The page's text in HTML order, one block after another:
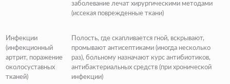
заболевание лечат хирургическими методами
(иссекая поврежденные ткани)
Инфекции
(инфекционный
артрит, поражение
околосуставных
тканей)
Полость, где скапливается гной, вскрывают,
промывают антисептиками (иногда несколько
раз), больному назначают курс антибиотиков,
антибактериальных средств (при хронической
инфекции)